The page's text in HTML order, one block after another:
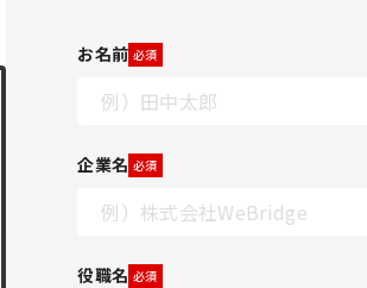
お名前 必須
企業名 必須
役職名 必須